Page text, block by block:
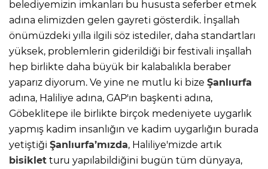
belediyemizin imkanları bu hususta seferber etmek
adına elimizden gelen gayreti gösterdik. İnşallah
önümüzdeki yılla ilgili söz istediler, daha standartları
yüksek, problemlerin giderildiği bir festivali inşallah
hep birlikte daha büyük bir kalabalıkla beraber
yaparız diyorum. Ve yine ne mutlu ki bize Şanlıurfa
adına, Haliliye adına, GAP'ın başkenti adına,
Göbeklitepe ile birlikte birçok medeniyete uygarlık
yapmış kadim insanlığın ve kadim uygarlığın burada
yetiştiği Şanlıurfa’mızda, Haliliye'mizde artık
bisiklet turu yapılabildiğini bugün tüm dünyaya,